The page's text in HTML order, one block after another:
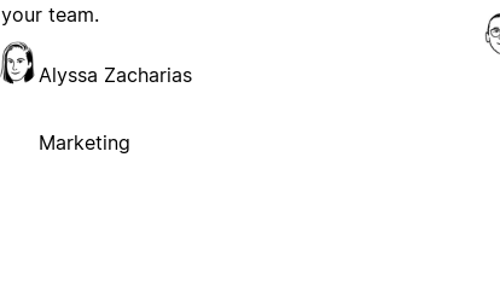
your team.
Alyssa Zacharias
Marketing